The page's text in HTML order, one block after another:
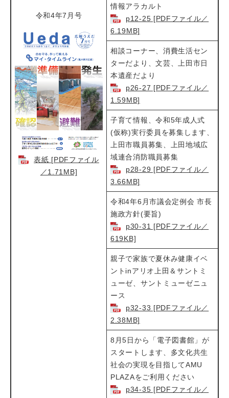
令和4年7月号
表紙 [PDFファイル
／1.71MB]
情報アラカルト​
p12-25 [PDFファイル／
6.19MB]
相談コーナー、消費生活セン
ターだより、文芸、上田市日
本遺産だより
p26-27 [PDFファイル／
1.59MB]
子育て情報、令和5年成人式
(仮称)実行委員を募集します、
上田市職員募集、上田地域広
域連合消防職員募集​
p28-29 [PDFファイル／
3.66MB]
令和4年6月市議会定例会 市長
施政方針(要旨)​
p30-31 [PDFファイル／
619KB]
親子で家族で夏休み健康イベ
ントinアリオ上田＆サントミ
ューゼ、サントミューゼニュ
ース​
p32-33 [PDFファイル／
2.38MB]
8月5日から「電子図書館」が
スタートします、多文化共生
社会の実現を目指してAMU
PLAZAをご利用ください​
p34-35 [PDFファイル／